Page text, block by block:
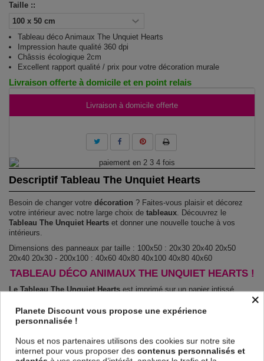
Taille ::
Tableau déco Animaux The Unquiet Hearts
Impression haute qualité 360 dpi
Châssis écologique 2cm
Excellent rapport qualité / prix pour votre décoration murale
Livraison offerte à domicile et en point relais
Livraison à domicile offerte
Descriptif Tableau The Unquiet Hearts
Besoin de changer votre décoration ? Faites-vous plaisir et décorez
votre intérieur avec notre large choix de tableaux. Découvrez le
Tableau The Unquiet Hearts et donner une nouvelle touche à vos
intérieurs.
Dimensions des panneaux par taille : 100x50 : 20x30 20x40 20x50
20x40 20x30 - 200x100 : 40x60 40x80 40x100 40x80 40x60
TABLEAU DÉCO ANIMAUX THE UNQUIET HEARTS !
Le Tableau The Unquiet Heartsest imprimé sur un papier intissé
des détails parfaitement reproduits. Grâce à une impression sur tous les
cotés et une toile tendue sur un châssis fait de matériaux respectueux
sans avoir à l'encadrer.
Le Tableau Animaux The Unquiet Heartsest résistant aux rayons UV,
×
Planete Discount vous propose une expérience
personnalisée !
Nous et nos partenaires utilisons des cookies sur notre site
internet pour vous proposer des contenus personnalisés et